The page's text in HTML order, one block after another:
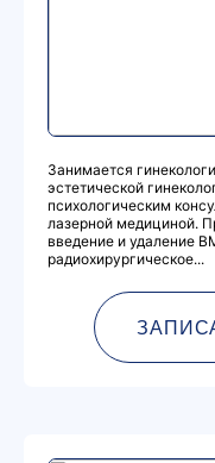
Занимается
эстетической
психологическим
лазерной медициной.
введение и удаление
радиохирургическое...